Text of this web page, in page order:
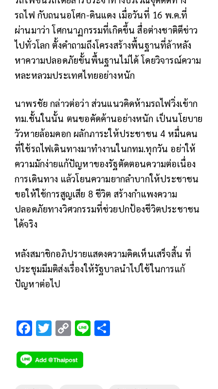
รถไฟ กับถนนอโศก-ดินแดง เมื่อวันที่ 16 พ.ค.ที่
ผ่านมาว่า โศกนาฏกรรมที่เกิดขึ้น สื่อต่างชาติตีข่าว
ไปทั่วโลก ตั้งคำถามถึงโครงสร้างพื้นฐานที่ล้าหลัง
หาความปลอดภัยขั้นพื้นฐานไม่ได้ โดยวิจารณ์ความ
หละหลวมประเทศไทยอย่างหนัก
นาพรชัย กล่าวต่อว่า ส่วนแนวคิดห้ามรถไฟวิ่งเข้าก
ทม.ชั้นในนั้น ตนขอคัดค้านอย่างหนัก เป็นนโยบาย
วัวหายล้อมคอก ผลักภาระให้ประชาชน 4 หมื่นคน
ที่ใช้รถไฟเดินทางมาทำงานในกทม.ทุกวัน อย่าให้
ความมักง่ายแก้ปัญหาของรัฐตัดตอนความต่อเนื่อง
การเดินทาง แล้วโยนความยากลำบากให้ประชาชน
ขอให้ใช้การสูญเสีย 8 ชีวิต สร้างกำแพงความ
ปลอดภัยทางวิศวกรรมที่ช่วยปกป้องชีวิตประชาชน
ได้จริง
หลังสมาชิกอภิปรายแสดงความคิดเห็นเสร็จสิ้น ที่
ประชุมมีมติส่งเรื่องให้รัฐบาลนำไปใช้ในการแก้
ปัญหาต่อไป
F
e
b
T
tt
er
C
p
y
Li